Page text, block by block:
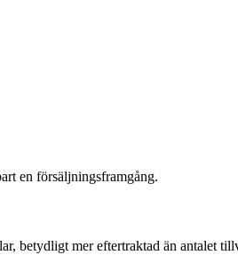
en försäljningsframgång.
betydligt mer eftertraktad än antalet